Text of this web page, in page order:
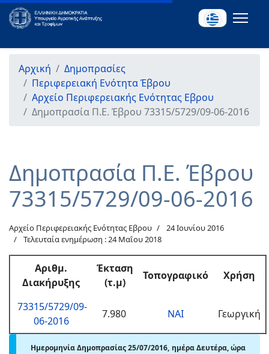
Αρχική
Δημοπρασίες
Περιφερειακή Ενότητα Έβρου
Αρχείο Περιφερειακής Ενότητας Εβρου
Δημοπρασία Π.Ε. Έβρου 73315/5729/09-06-2016
Δημοπρασία Π.Ε. Έβρου
73315/5729/09-06-2016
Αρχείο Περιφερειακής Ενότητας Εβρου
24 Ιουνίου 2016
Τελευταία ενημέρωση : 24 Μαΐου 2018
Αριθμ.
Διακήρυξης
Έκταση
(τ.μ)
Τοπογραφικό Χρήση
73315/5729/09-
06-2016
7.980 ΝΑΙ Γεωργική
Ημερομηνία Δημοπρασίας 25/07/2016, ημέρα Δευτέρα, ώρα